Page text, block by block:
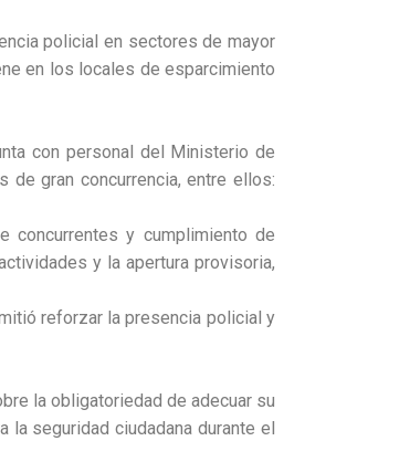
policial en sectores de mayor
en los locales de esparcimiento
con personal del Ministerio de
gran concurrencia, entre ellos:
concurrentes y cumplimiento de
y la apertura provisoria,
reforzar la presencia policial y
la obligatoriedad de adecuar su
la seguridad ciudadana durante el